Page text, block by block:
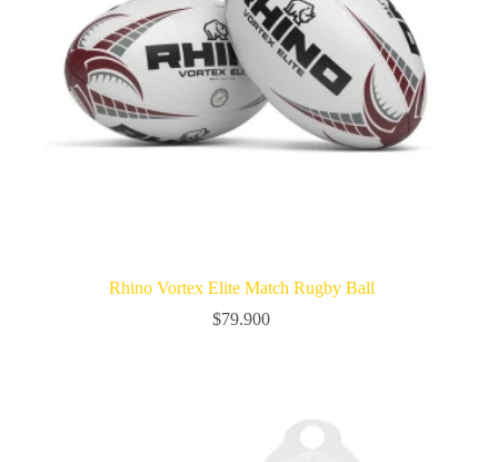
Rhino Vortex Elite Match Rugby Ball
$79.900